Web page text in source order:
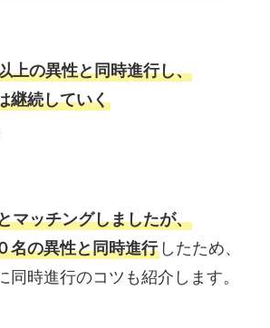
上の異性と同時進行し、
継続していく
マッチングしましたが、
名の異性と同時進行したため、
同時進行のコツも紹介します。